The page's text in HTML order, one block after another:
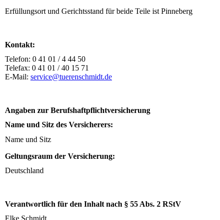
Erfüllungsort und Gerichtsstand für beide Teile ist Pinneberg
Kontakt:
Telefon: 0 41 01 / 4 44 50
Telefax: 0 41 01 / 40 15 71
E-Mail: service@tuerenschmidt.de
Angaben zur Berufshaftpflichtversicherung
Name und Sitz des Versicherers:
Name und Sitz
Geltungsraum der Versicherung:
Deutschland
Verantwortlich für den Inhalt nach § 55 Abs. 2 RStV
Elke Schmidt